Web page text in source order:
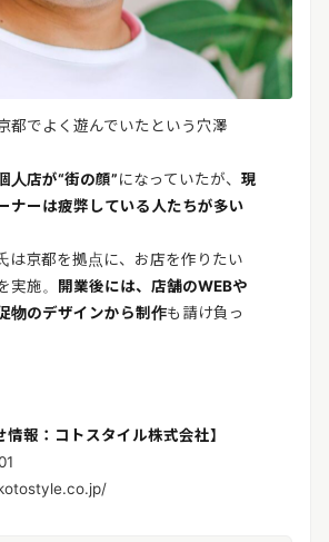
都でよく遊んでいたという穴澤
人店が“街の顔”になっていたが、 現
ナーは疲弊している人たちが多い
は京都を拠点に、お店を作りたい
実施。 開業後には、店舗のWEBや
物のデザインから制作も請け負っ
情報：コトスタイル株式会社】